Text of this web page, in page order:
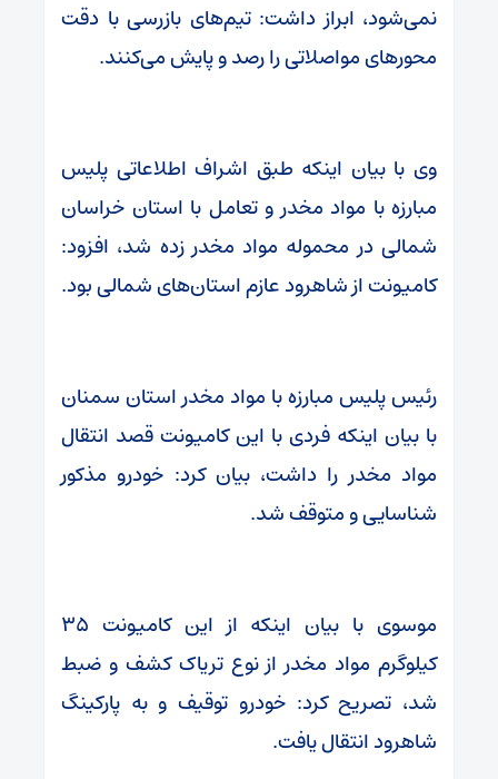
نمی‌شود، ابراز داشت: تیم‌های بازرسی با دقت
محورهای مواصلاتی را رصد و پایش می‌کنند.
وی با بیان اینکه طبق اشراف اطلاعاتی پلیس
مبارزه با مواد مخدر و تعامل با استان خراسان
شمالی در محموله مواد مخدر زده شد، افزود:
کامیونت از شاهرود عازم استان‌های شمالی بود.
رئیس پلیس مبارزه با مواد مخدر استان سمنان
با بیان اینکه فردی با این کامیونت قصد انتقال
مواد مخدر را داشت، بیان کرد: خودرو مذکور
شناسایی و متوقف شد.
موسوی با بیان اینکه از این کامیونت ۳۵
کیلوگرم مواد مخدر از نوع تریاک کشف و ضبط
شد، تصریح کرد: خودرو توقیف و به پارکینگ
شاهرود انتقال یافت.